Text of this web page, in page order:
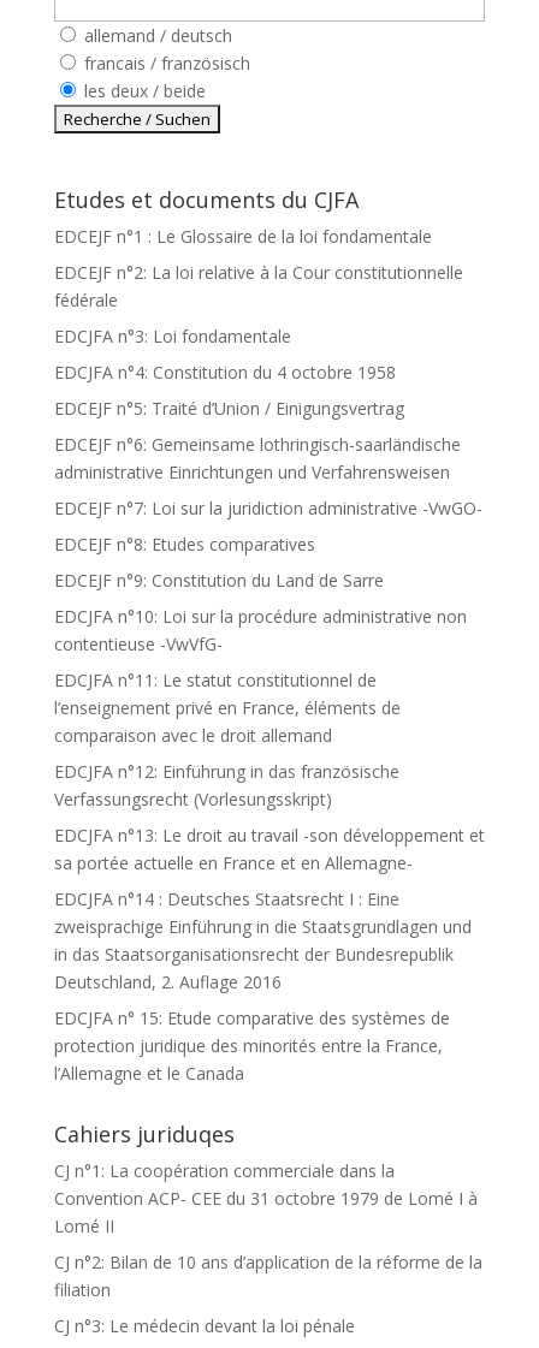
allemand / deutsch
francais / französisch
les deux / beide
Etudes et documents du CJFA
EDCEJF n°1 : Le Glossaire de la loi fondamentale
EDCEJF n°2: La loi relative à la Cour constitutionnelle
fédérale
EDCJFA n°3: Loi fondamentale
EDCJFA n°4: Constitution du 4 octobre 1958
EDCEJF n°5: Traité d’Union / Einigungsvertrag
EDCEJF n°6: Gemeinsame lothringisch-saarländische
administrative Einrichtungen und Verfahrensweisen
EDCEJF n°7: Loi sur la juridiction administrative -VwGO-
EDCEJF n°8: Etudes comparatives
EDCEJF n°9: Constitution du Land de Sarre
EDCJFA n°10: Loi sur la procédure administrative non
contentieuse -VwVfG-
EDCJFA n°11: Le statut constitutionnel de
l’enseignement privé en France, éléments de
comparaison avec le droit allemand
EDCJFA n°12: Einführung in das französische
Verfassungsrecht (Vorlesungsskript)
EDCJFA n°13: Le droit au travail -son développement et
sa portée actuelle en France et en Allemagne-
EDCJFA n°14 : Deutsches Staatsrecht I : Eine
zweisprachige Einführung in die Staatsgrundlagen und
in das Staatsorganisationsrecht der Bundesrepublik
Deutschland, 2. Auflage 2016
EDCJFA n° 15: Etude comparative des systèmes de
protection juridique des minorités entre la France,
l’Allemagne et le Canada
Cahiers juriduqes
CJ n°1: La coopération commerciale dans la
Convention ACP- CEE du 31 octobre 1979 de Lomé I à
Lomé II
CJ n°2: Bilan de 10 ans d’application de la réforme de la
filiation
CJ n°3: Le médecin devant la loi pénale